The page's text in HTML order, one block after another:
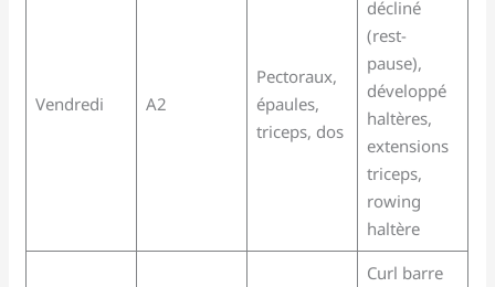
Vendredi A2
Pectoraux,
épaules,
triceps, dos
décliné
(rest-
pause),
développé
haltères,
extensions
triceps,
rowing
haltère
Curl barre